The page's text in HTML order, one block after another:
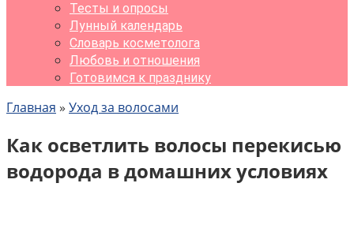
Тесты и опросы
Лунный календарь
Словарь косметолога
Любовь и отношения
Готовимся к празднику
Главная » Уход за волосами
Как осветлить волосы перекисью
водорода в домашних условиях